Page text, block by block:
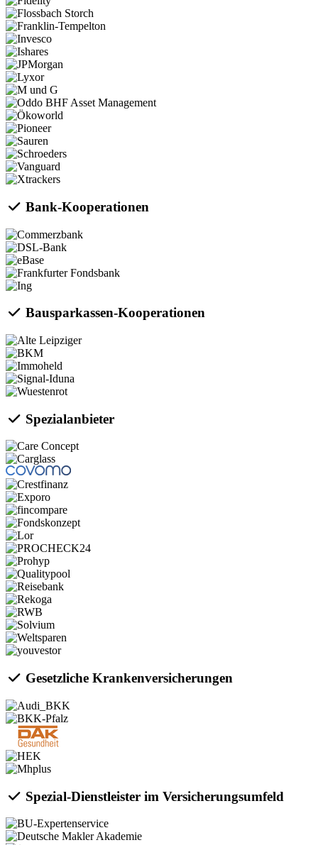
Bank-Kooperationen
Bausparkassen-Kooperationen
Spezialanbieter
Gesetzliche Krankenversicherungen
Spezial-Dienstleister im Versicherungsumfeld